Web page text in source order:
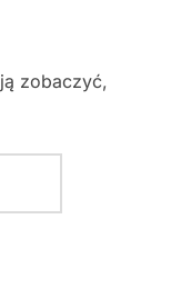
zobaczyć,